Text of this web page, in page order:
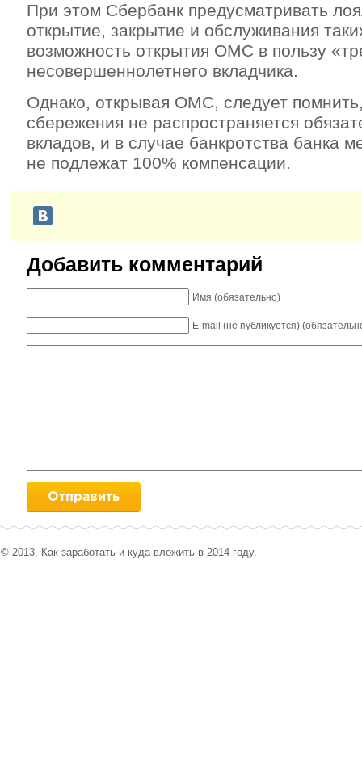
При этом Сбербанк предусматривать
открытие, закрытие и обслуживания
возможность открытия ОМС в пользу
несовершеннолетнего вкладчика.
Однако, открывая ОМС, следует
сбережения не распространяется
вкладов, и в случае банкротства банка
не подлежат 100% компенсации.
Добавить комментарий
Имя (обязательно)
E-mail (не публикуется)
© 2013. Как заработать и куда вложить в 2014 году.